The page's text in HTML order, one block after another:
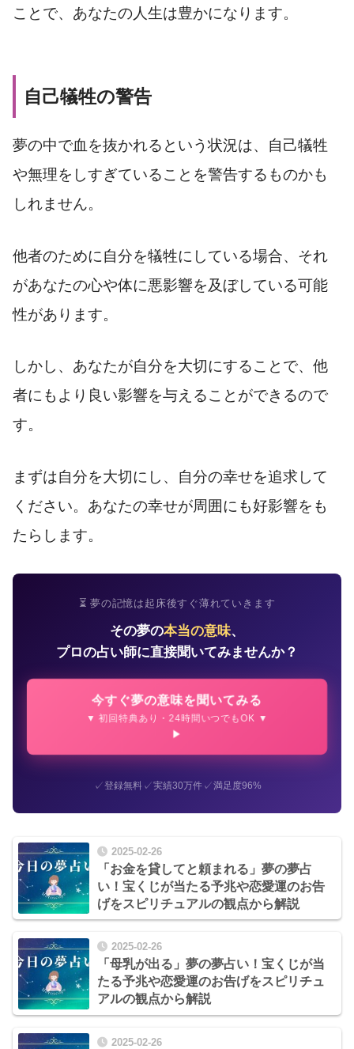
ことで、あなたの人生は豊かになります。
自己犠牲の警告
夢の中で血を抜かれるという状況は、自己犠牲
や無理をしすぎていることを警告するものかも
しれません。
他者のために自分を犠牲にしている場合、それ
があなたの心や体に悪影響を及ぼしている可能
性があります。
しかし、あなたが自分を大切にすることで、他
者にもより良い影響を与えることができるので
す。
まずは自分を大切にし、自分の幸せを追求して
ください。あなたの幸せが周囲にも好影響をも
たらします。
⏳ 夢の記憶は起床後すぐ薄れていきます
その夢の本当の意味、
プロの占い師に直接聞いてみませんか？
今すぐ夢の意味を聞いてみる
▼ 初回特典あり・24時間いつでもOK ▼
✓登録無料✓実績30万件✓満足度96%
2025-02-26
「お金を貸してと頼まれる」夢の夢占
い！宝くじが当たる予兆や恋愛運のお告
げをスピリチュアルの観点から解説
2025-02-26
「母乳が出る」夢の夢占い！宝くじが当
たる予兆や恋愛運のお告げをスピリチュ
アルの観点から解説
2025-02-26